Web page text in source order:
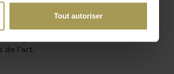
Tout autoriser
de rangement
de l’art.